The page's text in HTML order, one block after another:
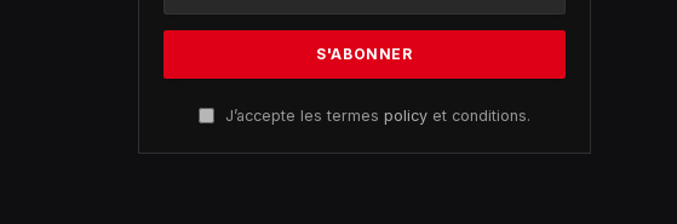
J’accepte les termes policyet conditions.